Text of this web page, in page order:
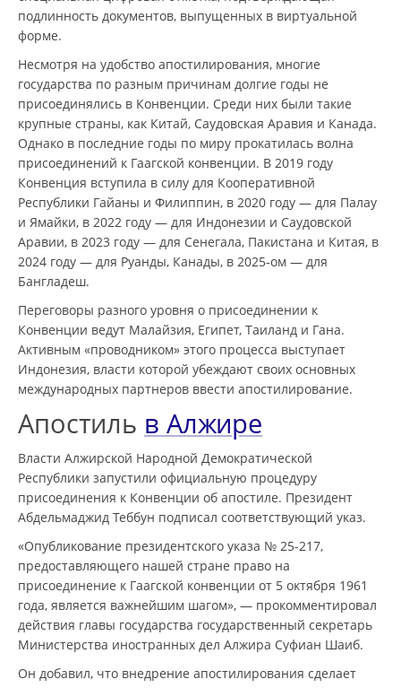
подлинность документов, выпущенных в виртуальной
форме.
Несмотря на удобство апостилирования, многие
государства по разным причинам долгие годы не
присоединялись в Конвенции. Среди них были такие
крупные страны, как Китай, Саудовская Аравия и Канада.
Однако в последние годы по миру прокатилась волна
присоединений к Гаагской конвенции. В 2019 году
Конвенция вступила в силу для Кооперативной
Республики Гайаны и Филиппин, в 2020 году — для Палау
и Ямайки, в 2022 году — для Индонезии и Саудовской
Аравии, в 2023 году — для Сенегала, Пакистана и Китая, в
2024 году — для Руанды, Канады, в 2025-ом — для
Бангладеш.
Переговоры разного уровня о присоединении к
Конвенции ведут Малайзия, Египет, Таиланд и Гана.
Активным «проводником» этого процесса выступает
Индонезия, власти которой убеждают своих основных
международных партнеров ввести апостилирование.
Апостиль в Алжире
Власти Алжирской Народной Демократической
Республики запустили официальную процедуру
присоединения к Конвенции об апостиле. Президент
Абдельмаджид Теббун подписал соответствующий указ.
«Опубликование президентского указа № 25-217,
предоставляющего нашей стране право на
присоединение к Гаагской конвенции от 5 октября 1961
года, является важнейшим шагом», — прокомментировал
действия главы государства государственный секретарь
Министерства иностранных дел Алжира Суфиан Шаиб.
Он добавил, что внедрение апостилирования сделает